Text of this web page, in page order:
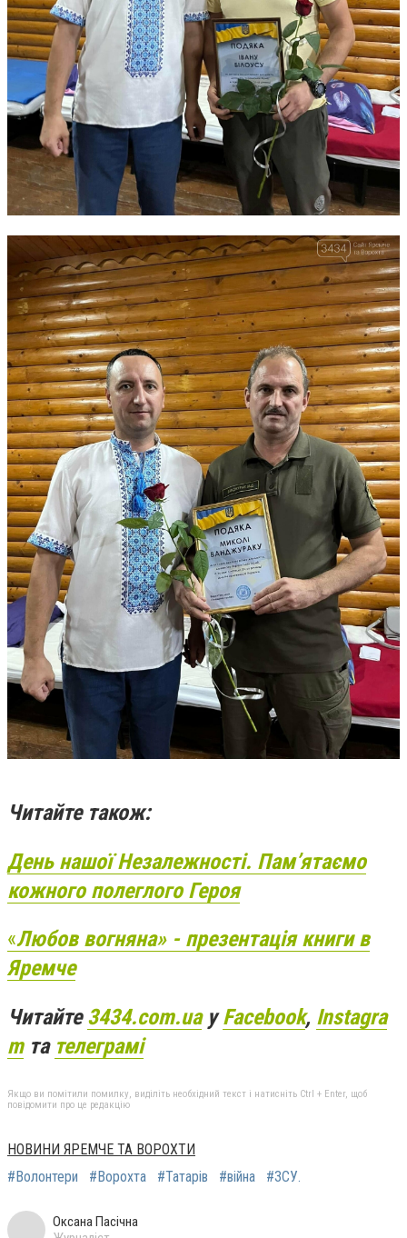
Читайте також:
День нашої Незалежності. Пам’ятаємо
кожного полеглого Героя
«Любов вогняна» - презентація книги в
Яремче
Читайте3434.com.uaуFacebook, Instagra
mта телеграмі
Якщо ви помітили помилку, виділіть необхідний текст і натисніть Ctrl + Enter, щоб
повідомити про це редакцію
НОВИНИ ЯРЕМЧЕ ТА ВОРОХТИ
#Волонтери
#Ворохта #Татарів #війна #ЗСУ.
Оксана Пасічна